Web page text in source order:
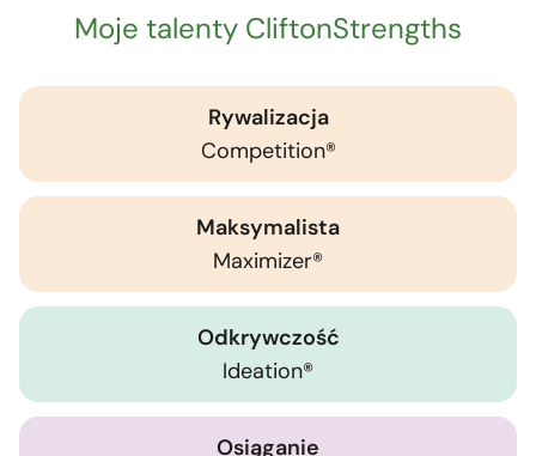
Moje talenty CliftonStrengths
Rywalizacja
Competition®
Maksymalista
Maximizer®
Odkrywczość
Ideation®
Osiąganie